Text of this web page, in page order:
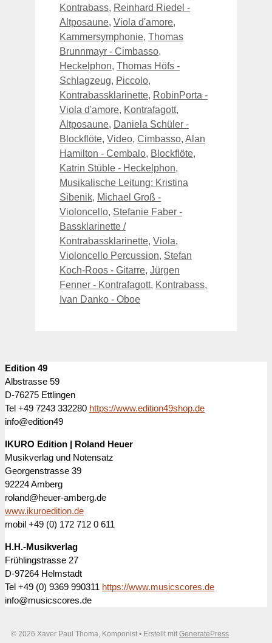
Kontrabass, Reinhard Riedel -
Altposaune, Viola d'amore,
Kammersymphonie, Thomas
Brunnmayr - Cimbasso,
Heckelphon, Thomas Höfs -
Schlagzeug, Piccolo,
Kontrabassklarinette, RobinPorta -
Viola d'amore, Kontrafagott,
Altposaune, Daniela Schüler -
Blockflöte, Video, Cimbasso, Alan
Hamilton - Cembalo, Blockflöte,
Katrin Stüble - Heckelphon,
Musikalische Leitung: Kristina
Sibenik, Michael Groß -
Violoncello, Stefanie Faber -
Bassklarinette /
Kontrabassklarinette, Viola,
Violoncello Percussion, Stefan
Koch-Roos - Gitarre, Jürgen
Fenner - Kontrafagott, Kontrabass,
Ivan Danko - Oboe
Edition 49
Albstrasse 59
D-76275 Ettlingen
Tel +49 7243 332280 https://www.edition49shop.de
info@edition49
IKURO Edition | Roland Heuer
Musikverlag und Notensatz
Georgenstrasse 39
92224 Amberg
roland@heuer-amberg.de
www.ikuroedition.de
mobil +49 (0) 172 712 0 611
H.H.-Musikverlag
Frühlingstrasse 27
D-97264 Helmstadt
Tel +49 (0) 9369 990311 https://www.musicscores.de
info@musicscores.de
© 2026 Xaver Paul Thoma, Komponist • Erstellt mit GeneratePress